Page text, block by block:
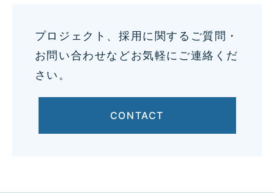
プロジェクト、採用に関するご質問・
お問い合わせなどお気軽にご連絡くだ
さい。
CONTACT